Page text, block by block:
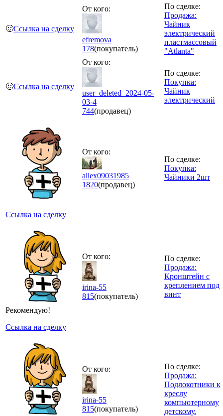
🙂Ссылка на сделку
От кого:
efremova
178(покупатель)
По сделке:
Продажа:
Чайник
электрический
пластмассовый
"Atlanta"
🙂Ссылка на сделку
От кого:
user_deleted_2024-05-
03-4
744(продавец)
По сделке:
Покупка:
Чайник
электрический
Ссылка на сделку
От кого:
allex09031985
1820(продавец)
По сделке:
Покупка:
Чайники 2шт
Рекомендую!
Ссылка на сделку
От кого:
irina-55
815(покупатель)
По сделке:
Продажа:
Кронштейн с
креплением под
винт
От кого:
irina-55
815(покупатель)
По сделке:
Продажа:
Подлокотники к
креслу
компьютерному
детскому.